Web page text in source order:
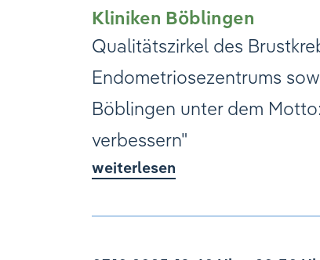
Kliniken Böblingen
Qualitätszirkel des
Endometriosezentrums
Böblingen unter dem
verbessern"
weiterlesen